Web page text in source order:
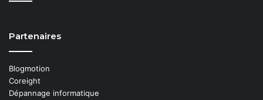
Partenaires
Blogmotion
Coreight
Dépannage informatique